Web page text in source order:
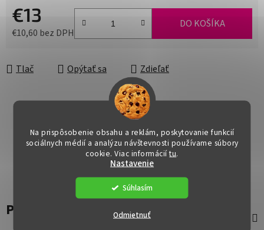
Na prispôsobenie obsahu a reklám, poskytovanie funkcií
sociálnych médií a analýzu návštevnosti používame súbory
cookie. Viac informáciítu.
Nastavenie
Odmietnuť
Súhlasím
€13
€10,60 bez DPH
DO KOŠÍKA
Tlač Opýtať sa Zdieľať
Popis